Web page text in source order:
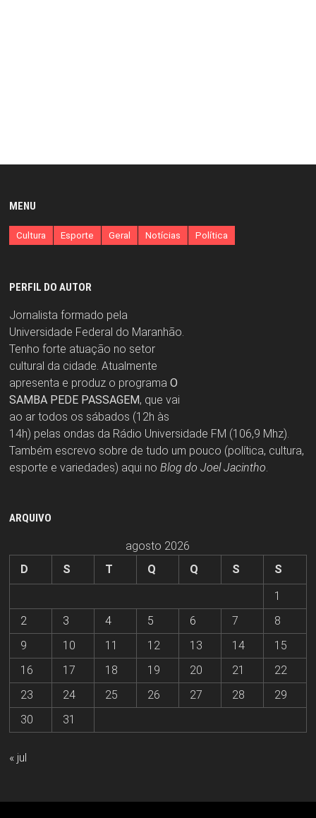
MENU
Cultura Esporte Geral Notícias Política
PERFIL DO AUTOR
Jornalista formado pela
Universidade Federal do Maranhão.
Tenho forte atuação no setor
cultural da cidade. Atualmente
apresenta e produz o programa O
SAMBA PEDE PASSAGEM, que vai
ao ar todos os sábados (12h às
14h) pelas ondas da Rádio Universidade FM (106,9 Mhz).
Também escrevo sobre de tudo um pouco (política, cultura,
esporte e variedades) aqui no Blog do Joel Jacintho
ARQUIVO
agosto 2026
D
S T Q Q S
S
1
2
3 4 5 6 7
8
9
10 11 12 13 14
15
16
17 18 19 20 21
22
23
24 25 26 27 28
29
30
31
« jul